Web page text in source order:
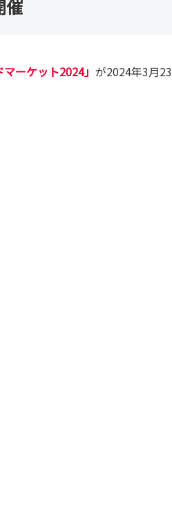
催
ーケット2024」 が2024年3月23